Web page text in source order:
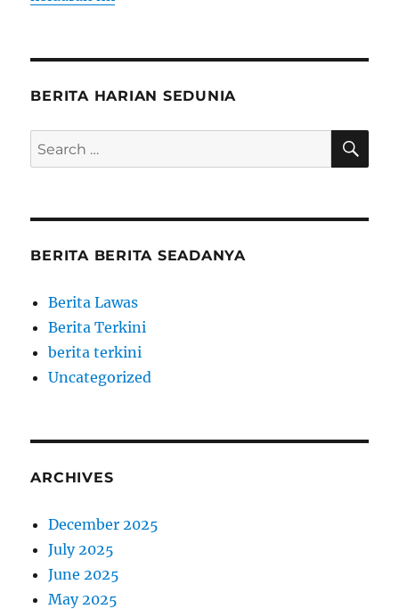
BERITA HARIAN SEDUNIA
Search
for:
BERITA BERITA SEADANYA
Berita Lawas
Berita Terkini
berita terkini
Uncategorized
ARCHIVES
December 2025
July 2025
June 2025
May 2025